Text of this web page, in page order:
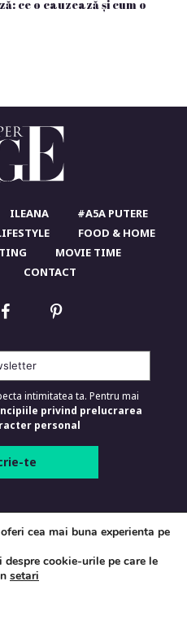
ce o cauzează și cum o
ILEANA
#A5A PUTERE
FOOD & HOME
MOVIE TIME
CONTACT
intimitatea ta. Pentru mai
privind prelucrarea
personal
Toate drepturile
conditii
cea mai buna experienta pe
cookie-urile pe care le
setari